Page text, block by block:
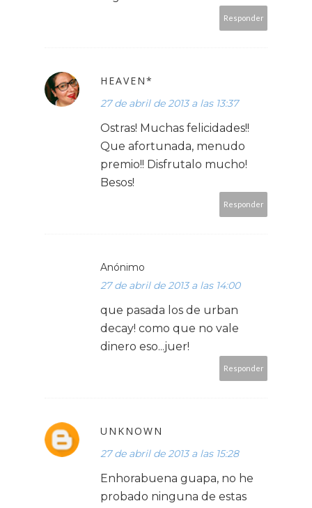
Responder
HEAVEN*
27 de abril de 2013 a las 13:37
Ostras! Muchas felicidades!!
Que afortunada, menudo
premio!! Disfrutalo mucho!
Besos!
Responder
Anónimo
27 de abril de 2013 a las 14:00
que pasada los de urban
decay! como que no vale
dinero eso...juer!
Responder
UNKNOWN
27 de abril de 2013 a las 15:28
Enhorabuena guapa, no he
probado ninguna de estas